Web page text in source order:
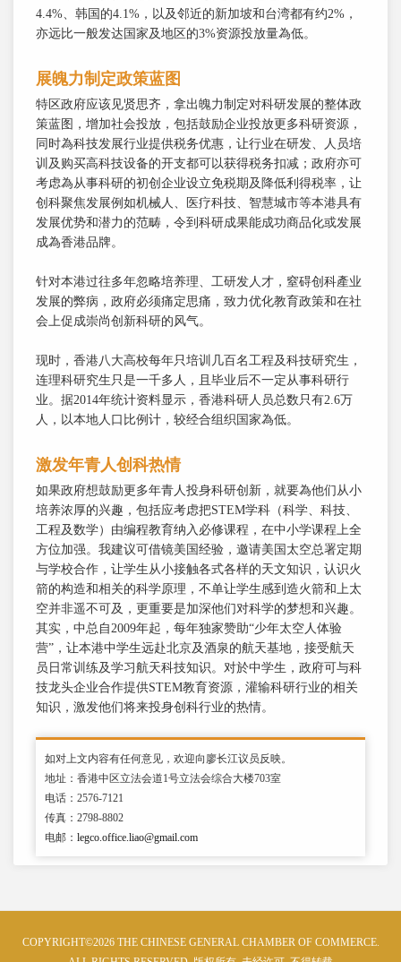
4.4%、韩国的4.1%，以及邻近的新加坡和台湾都有约2%，
亦远比一般发达国家及地区的3%资源投放量為低。
展魄力制定政策蓝图
特区政府应该见贤思齐，拿出魄力制定对科研发展的整体政
策蓝图，增加社会投放，包括鼓励企业投放更多科研资源，
同时為科技发展行业提供税务优惠，让行业在研发、人员培
训及购买高科技设备的开支都可以获得税务扣减；政府亦可
考虑為从事科研的初创企业设立免税期及降低利得税率，让
创科聚焦发展例如机械人、医疗科技、智慧城市等本港具有
发展优势和潜力的范畴，令到科研成果能成功商品化或发展
成為香港品牌。
针对本港过往多年忽略培养理、工研发人才，窒碍创科產业
发展的弊病，政府必须痛定思痛，致力优化教育政策和在社
会上促成崇尚创新科研的风气。
现时，香港八大高校每年只培训几百名工程及科技研究生，
连理科研究生只是一千多人，且毕业后不一定从事科研行
业。据2014年统计资料显示，香港科研人员总数只有2.6万
人，以本地人口比例计，较经合组织国家為低。
激发年青人创科热情
如果政府想鼓励更多年青人投身科研创新，就要為他们从小
培养浓厚的兴趣，包括应考虑把STEM学科（科学、科技、
工程及数学）由编程教育纳入必修课程，在中小学课程上全
方位加强。我建议可借镜美国经验，邀请美国太空总署定期
与学校合作，让学生从小接触各式各样的天文知识，认识火
箭的构造和相关的科学原理，不单让学生感到造火箭和上太
空并非遥不可及，更重要是加深他们对科学的梦想和兴趣。
其实，中总自2009年起，每年独家赞助“少年太空人体验
营”，让本港中学生远赴北京及酒泉的航天基地，接受航天
员日常训练及学习航天科技知识。对於中学生，政府可与科
技龙头企业合作提供STEM教育资源，灌输科研行业的相关
知识，激发他们将来投身创科行业的热情。
如对上文内容有任何意见，欢迎向廖长江议员反映。
地址：香港中区立法会道1号立法会综合大楼703室
电话：2576-7121
传真：2798-8802
电邮： legco.office.liao@gmail.com
COPYRIGHT©2026 THE CHINESE GENERAL CHAMBER OF COMMERCE.